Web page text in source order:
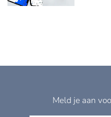
Meld je aan